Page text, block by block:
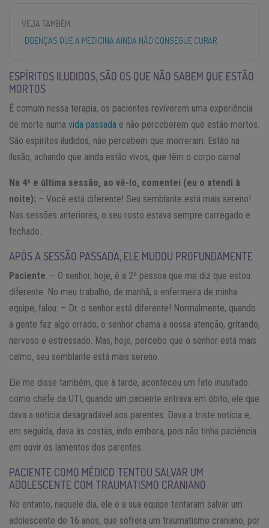
VEJA TAMBÉM
DOENÇAS QUE A MEDICINA AINDA NÃO CONSEGUE CURAR
ESPÍRITOS ILUDIDOS, SÃO OS QUE NÃO SABEM QUE ESTÃO
MORTOS
É comum nessa terapia, os pacientes reviverem uma experiência
de morte numa vida passada e não perceberem que estão mortos.
São espíritos iludidos, não percebem que morreram. Estão na
ilusão, achando que ainda estão vivos, que têm o corpo carnal.
Na 4ª e última sessão, ao vê-lo, comentei (eu o atendi à
noite): – Você está diferente! Seu semblante está mais sereno!
Nas sessões anteriores, o seu rosto estava sempre carregado e
fechado.
APÓS A SESSÃO PASSADA, ELE MUDOU PROFUNDAMENTE
Paciente: – O senhor, hoje, é a 2ª pessoa que me diz que estou
diferente. No meu trabalho, de manhã, a enfermeira de minha
equipe, falou: – Dr. o senhor está diferente! Normalmente, quando
a gente faz algo errado, o senhor chama a nossa atenção, gritando,
nervoso e estressado. Mas, hoje, percebo que o senhor está mais
calmo, seu semblante está mais sereno.
Ele me disse também, que à tarde, aconteceu um fato inusitado:
como chefe da UTI, quando um paciente entrava em óbito, ele que
dava a notícia desagradável aos parentes. Dava a triste notícia e,
em seguida, dava às costas, indo embora, pois não tinha paciência
em ouvir os lamentos dos parentes.
PACIENTE COMO MÉDICO TENTOU SALVAR UM
ADOLESCENTE COM TRAUMATISMO CRANIANO
No entanto, naquele dia, ele e a sua equipe tentaram salvar um
adolescente de 16 anos, que sofrera um traumatismo craniano, por